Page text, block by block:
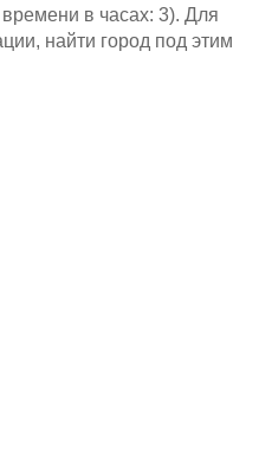
в часах: 3). Для
найти город под этим